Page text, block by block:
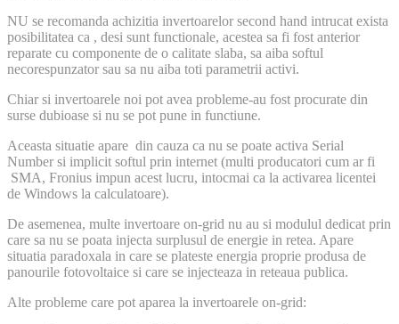
NU se recomanda achizitia invertoarelor second hand intrucat exista
posibilitatea ca , desi sunt functionale, acestea sa fi fost anterior
reparate cu componente de o calitate slaba, sa aiba softul
necorespunzator sau sa nu aiba toti parametrii activi.
Chiar si invertoarele noi pot avea probleme-au fost procurate din
surse dubioase si nu se pot pune in functiune.
Aceasta situatie apare din cauza ca nu se poate activa Serial
Number si implicit softul prin internet (multi producatori cum ar fi
SMA, Fronius impun acest lucru, intocmai ca la activarea licentei
de Windows la calculatoare).
De asemenea, multe invertoare on-grid nu au si modulul dedicat prin
care sa nu se poata injecta surplusul de energie in retea. Apare
situatia paradoxala in care se plateste energia proprie produsa de
panourile fotovoltaice si care se injecteaza in reteaua publica.
Alte probleme care pot aparea la invertoarele on-grid: